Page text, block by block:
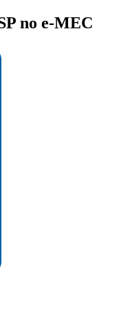
no e-MEC